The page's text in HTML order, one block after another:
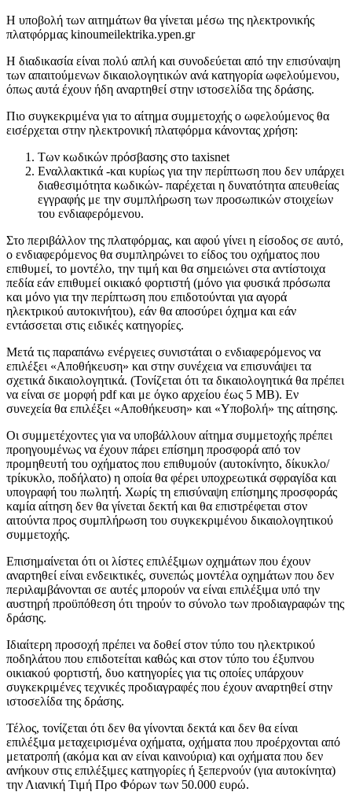
Η υποβολή των αιτημάτων θα γίνεται μέσω της ηλεκτρονικής
πλατφόρμας kinoumeilektrika.ypen.gr
Η διαδικασία είναι πολύ απλή και συνοδεύεται από την επισύναψη
των απαιτούμενων δικαιολογητικών ανά κατηγορία ωφελούμενου,
όπως αυτά έχουν ήδη αναρτηθεί στην ιστοσελίδα της δράσης.
Πιο συγκεκριμένα για το αίτημα συμμετοχής ο ωφελούμενος θα
εισέρχεται στην ηλεκτρονική πλατφόρμα κάνοντας χρήση:
Των κωδικών πρόσβασης στο taxisnet
Εναλλακτικά -και κυρίως για την περίπτωση που δεν υπάρχει
διαθεσιμότητα κωδικών- παρέχεται η δυνατότητα απευθείας
εγγραφής με την συμπλήρωση των προσωπικών στοιχείων
του ενδιαφερόμενου.
Στο περιβάλλον της πλατφόρμας, και αφού γίνει η είσοδος σε αυτό,
ο ενδιαφερόμενος θα συμπληρώνει το είδος του οχήματος που
επιθυμεί, το μοντέλο, την τιμή και θα σημειώνει στα αντίστοιχα
πεδία εάν επιθυμεί οικιακό φορτιστή (μόνο για φυσικά πρόσωπα
και μόνο για την περίπτωση που επιδοτούνται για αγορά
ηλεκτρικού αυτοκινήτου), εάν θα αποσύρει όχημα και εάν
εντάσσεται στις ειδικές κατηγορίες.
Μετά τις παραπάνω ενέργειες συνιστάται ο ενδιαφερόμενος να
επιλέξει «Αποθήκευση» και στην συνέχεια να επισυνάψει τα
σχετικά δικαιολογητικά. (Τονίζεται ότι τα δικαιολογητικά θα πρέπει
να είναι σε μορφή pdf και με όγκο αρχείου έως 5 MB). Εν
συνεχεία θα επιλέξει «Αποθήκευση» και «Υποβολή» της αίτησης.
Οι συμμετέχοντες για να υποβάλλουν αίτημα συμμετοχής πρέπει
προηγουμένως να έχουν πάρει επίσημη προσφορά από τον
προμηθευτή του οχήματος που επιθυμούν (αυτοκίνητο, δίκυκλο/
τρίκυκλο, ποδήλατο) η οποία θα φέρει υποχρεωτικά σφραγίδα και
υπογραφή του πωλητή. Χωρίς τη επισύναψη επίσημης προσφοράς
καμία αίτηση δεν θα γίνεται δεκτή και θα επιστρέφεται στον
αιτούντα προς συμπλήρωση του συγκεκριμένου δικαιολογητικού
συμμετοχής.
Επισημαίνεται ότι οι λίστες επιλέξιμων οχημάτων που έχουν
αναρτηθεί είναι ενδεικτικές, συνεπώς μοντέλα οχημάτων που δεν
περιλαμβάνονται σε αυτές μπορούν να είναι επιλέξιμα υπό την
αυστηρή προϋπόθεση ότι τηρούν το σύνολο των προδιαγραφών της
δράσης.
Ιδιαίτερη προσοχή πρέπει να δοθεί στον τύπο του ηλεκτρικού
ποδηλάτου που επιδοτείται καθώς και στον τύπο του έξυπνου
οικιακού φορτιστή, δυο κατηγορίες για τις οποίες υπάρχουν
συγκεκριμένες τεχνικές προδιαγραφές που έχουν αναρτηθεί στην
ιστοσελίδα της δράσης.
Τέλος, τονίζεται ότι δεν θα γίνονται δεκτά και δεν θα είναι
επιλέξιμα μεταχειρισμένα οχήματα, οχήματα που προέρχονται από
μετατροπή (ακόμα και αν είναι καινούρια) και οχήματα που δεν
ανήκουν στις επιλέξιμες κατηγορίες ή ξεπερνούν (για αυτοκίνητα)
την Λιανική Τιμή Προ Φόρων των 50.000 ευρώ.